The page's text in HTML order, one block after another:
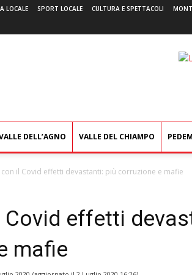
LOCALE SPORT LOCALE CULTURA E SPETTACOLI
DELL’AGNO VALLE DEL CHIAMPO
con il Covid effetti devastanti: più corruzione e mafie
Covid effetti
mafie